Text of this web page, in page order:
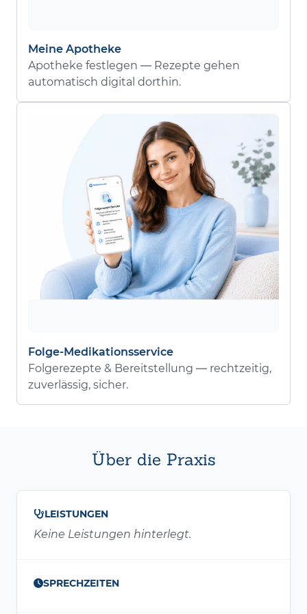
Meine Apotheke
Apotheke festlegen — Rezepte gehen
automatisch digital dorthin.
Folge-Medikationsservice
Folgerezepte & Bereitstellung — rechtzeitig,
zuverlässig, sicher.
Über die Praxis
LEISTUNGEN
Keine Leistungen hinterlegt.
SPRECHZEITEN